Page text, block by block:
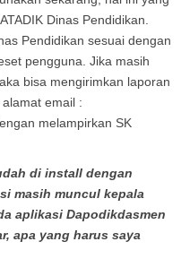
Dinas Pendidikan.
Pendidikan sesuai dengan
pengguna. Jika masih
bisa mengirimkan laporan
email :
melampirkan SK
di install dengan
masih muncul kepala
aplikasi Dapodikdasmen
apa yang harus saya